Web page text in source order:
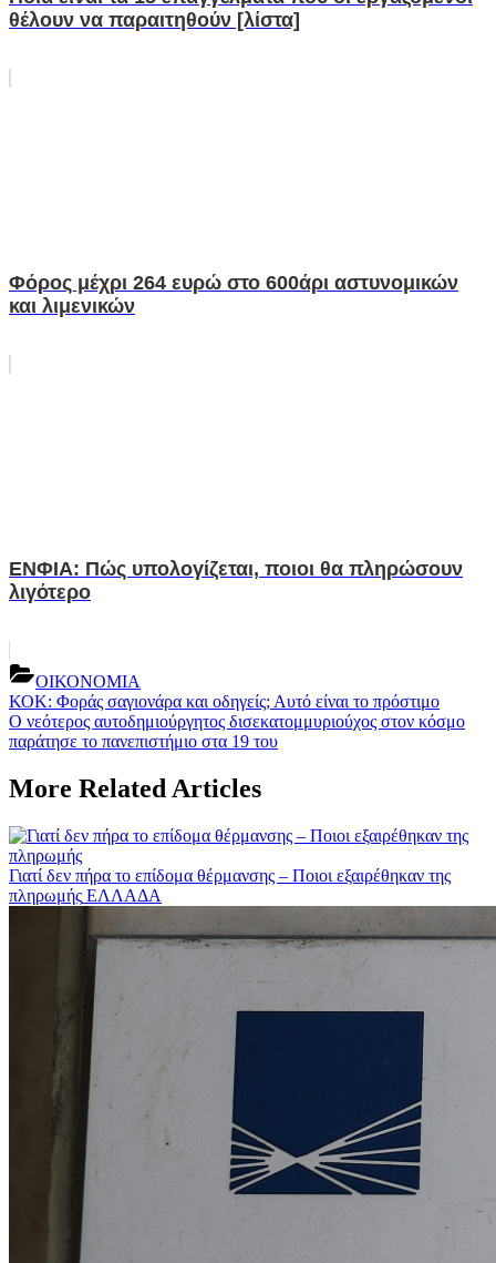
θέλουν να παραιτηθούν [λίστα]
Φόρος μέχρι 264 ευρώ στο 600άρι αστυνομικών
και λιμενικών
ΕΝΦΙΑ: Πώς υπολογίζεται, ποιοι θα πληρώσουν
λιγότερο
ΟΙΚΟΝΟΜΙΑ
Post
navigation
Previous
Post:
ΚΟΚ: Φοράς σαγιονάρα και οδηγείς; Αυτό είναι το πρόστιμο
Next
Post:
Ο νεότερος αυτοδημιούργητος δισεκατομμυριούχος στον κόσμο
παράτησε το πανεπιστήμιο στα 19 του
More Related Articles
Γιατί δεν πήρα το επίδομα θέρμανσης – Ποιοι εξαιρέθηκαν της
πληρωμής ΕΛΛΑΔΑ